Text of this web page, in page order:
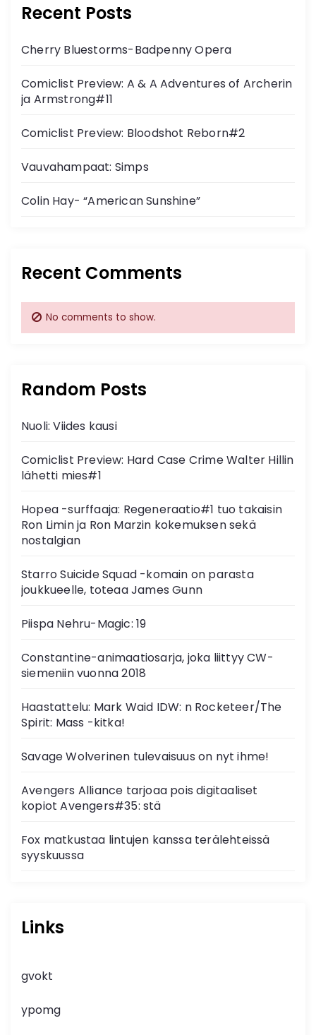
Recent Posts
Cherry Bluestorms-Badpenny Opera
Comiclist Preview: A & A Adventures of Archerin
ja Armstrong#11
Comiclist Preview: Bloodshot Reborn#2
Vauvahampaat: Simps
Colin Hay- “American Sunshine”
Recent Comments
No comments to show.
Random Posts
Nuoli: Viides kausi
Comiclist Preview: Hard Case Crime Walter Hillin
lähetti mies#1
Hopea -surffaaja: Regeneraatio#1 tuo takaisin
Ron Limin ja Ron Marzin kokemuksen sekä
nostalgian
Starro Suicide Squad -komain on parasta
joukkueelle, toteaa James Gunn
Piispa Nehru-Magic: 19
Constantine-animaatiosarja, joka liittyy CW-
siemeniin vuonna 2018
Haastattelu: Mark Waid IDW: n Rocketeer/The
Spirit: Mass -kitka!
Savage Wolverinen tulevaisuus on nyt ihme!
Avengers Alliance tarjoaa pois digitaaliset
kopiot Avengers#35: stä
Fox matkustaa lintujen kanssa terälehteissä
syyskuussa
Links
gvokt
ypomg